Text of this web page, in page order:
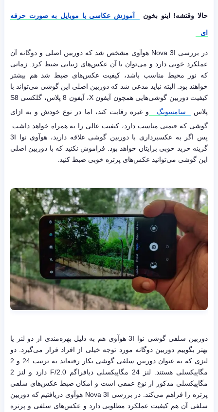
حالا وقتشه! اینو بخون آموزش عکاسی با موبایل به صورت حرفه
ای
در بررسی Nova 3I هوآوی مشخص شد که دوربین اصلی و دوگانه آن
عملکرد خوبی دارد و می‌توان با آن عکس‌های زیبایی ضبط کرد. زمانی
که نور محیط مناسب باشد، کیفیت عکس‌های ضبط شد هم بیشتر
خواهند بود. البته نباید مدعی شد که دوربین اصلی این گوشی می‌تواند با
کیفیت دوربین گوشی‌هایی همچون آیفون X، آیفون 8 پلاس، گلکسی S8
پلاس
سامسونگ
و غیره رقابت کند، اما در نوع خودش و به ازای
گوشی که قیمتی مناسب دارد، کیفیت عالی را به همراه خواهد داشت.
پس اگر به عکسبرداری با دوربین گوشی علاقه دارید، هوآوی نوا 3I
گزینه خرید خوبی برایتان خواهد بود. فراموش نکنید که با دوربین اصلی
این گوشی می‌توانید عکس‌های پرتره خوبی ضبط کنید.
دوربین سلفی گوشی نوا 3I هوآوی هم به دلیل بهره‌مندی از دو لنز یا
بهتر بگوییم دوربین دوگانه مورد توجه خیلی از افراد قرار می‌گیرد. دو
لنزی که به عنوان دوربین سلفی گوشی بکار رفته‌اند به ترتیب 24 و 2
مگاپیکسلی هستند. لنز 24 مگاپیکسلی دیافراگم F/2.0 دارد و لنز 2
مگاپیکسلی مذکور از نوع عمقی است و امکان ضبط عکس‌های سلفی
پرتره را فراهم می‌کند. در بررسی Nova 3I هوآوی دریافتیم که دوربین
سلفی آن هم کیفیت عملکرد مطلوبی دارد و عکس‌های سلفی و پرتره